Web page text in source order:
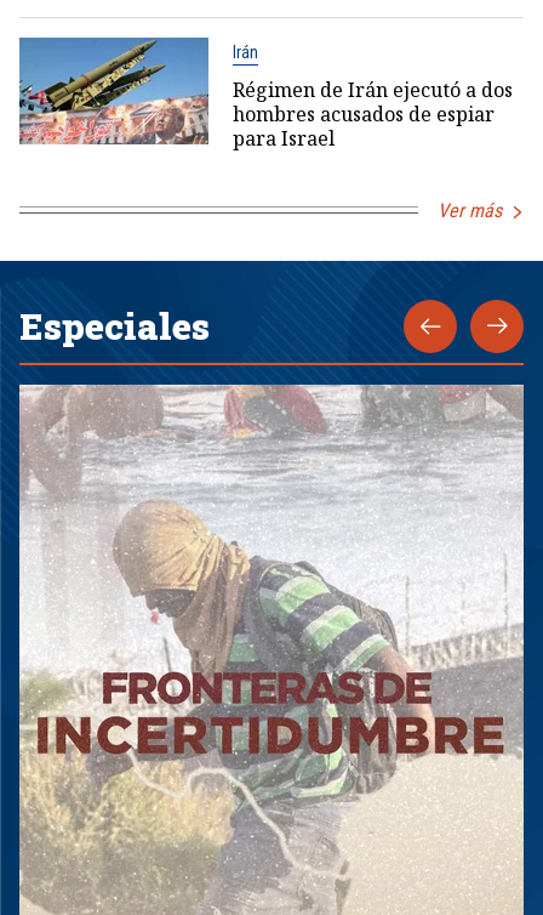
Irán
Régimen de Irán ejecutó a dos
hombres acusados de espiar
para Israel
Ver más
Especiales